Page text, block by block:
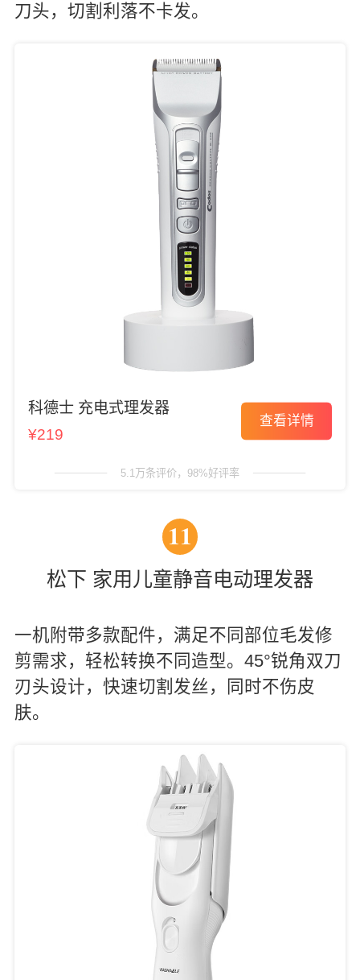
刀头，切割利落不卡发。
科德士 充电式理发器
¥219
查看详情
5.1万条评价，98%好评率
11
松下 家用儿童静音电动理发器
一机附带多款配件，满足不同部位毛发修
剪需求，轻松转换不同造型。45°锐角双刀
刃头设计，快速切割发丝，同时不伤皮
肤。